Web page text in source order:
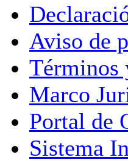
Aviso de
Términos
Marco
Portal de
Sistema